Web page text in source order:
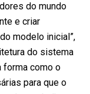
do mundo
e criar
modelo inicial”,
do sistema
forma como o
para que o